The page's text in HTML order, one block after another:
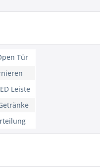
Tür
Leiste